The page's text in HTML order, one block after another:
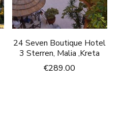
24 Seven Boutique Hotel
3 Sterren, Malia ,Kreta
€289.00